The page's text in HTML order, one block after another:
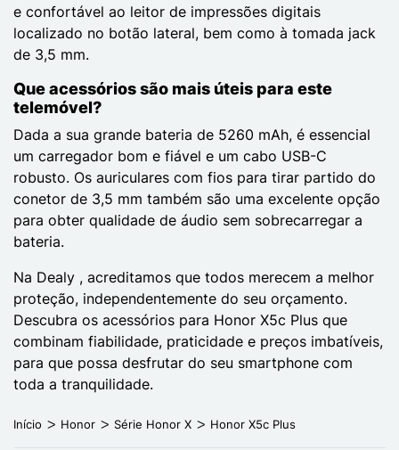
e confortável ao leitor de impressões digitais
localizado no botão lateral, bem como à tomada jack
de 3,5 mm.
Que acessórios são mais úteis para este
telemóvel?
Dada a sua grande bateria de 5260 mAh, é essencial
um carregador bom e fiável e um cabo USB-C
robusto. Os auriculares com fios para tirar partido do
conetor de 3,5 mm também são uma excelente opção
para obter qualidade de áudio sem sobrecarregar a
bateria.
Na Dealy , acreditamos que todos merecem a melhor
proteção, independentemente do seu orçamento.
Descubra os acessórios para Honor X5c Plus que
combinam fiabilidade, praticidade e preços imbatíveis,
para que possa desfrutar do seu smartphone com
toda a tranquilidade.
Início Honor Série Honor X Honor X5c Plus